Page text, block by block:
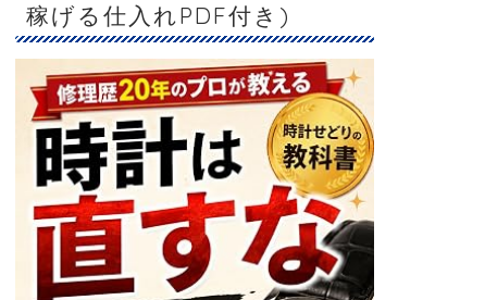
稼げる仕入れPDF付き)